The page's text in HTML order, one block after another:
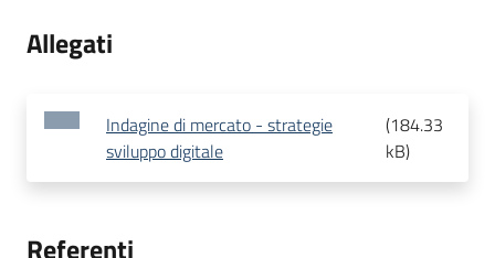
Allegati
Indagine di mercato - strategie
sviluppo digitale
(184.33
kB)
Referenti